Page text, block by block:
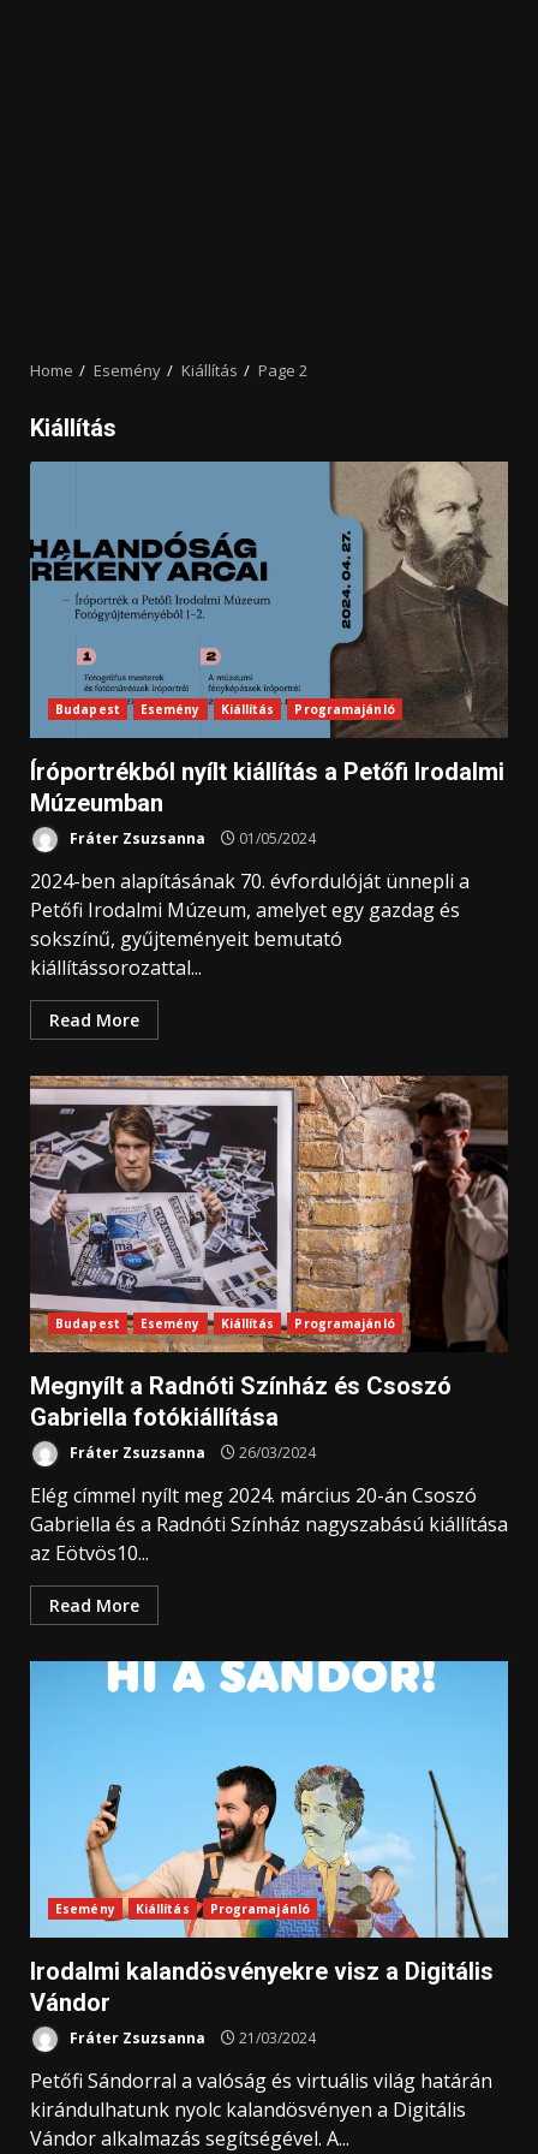
Home Esemény Kiállítás Page 2
Kiállítás
Budapest Esemény Kiállítás Programajánló
Íróportrékból nyílt kiállítás a Petőfi Irodalmi
Múzeumban
Fráter Zsuzsanna 01/05/2024
2024-ben alapításának 70. évfordulóját ünnepli a
Petőfi Irodalmi Múzeum, amelyet egy gazdag és
sokszínű, gyűjteményeit bemutató
kiállítássorozattal...
Read More
Budapest Esemény Kiállítás Programajánló
Megnyílt a Radnóti Színház és Csoszó
Gabriella fotókiállítása
Fráter Zsuzsanna 26/03/2024
Elég címmel nyílt meg 2024. március 20-án Csoszó
Gabriella és a Radnóti Színház nagyszabású kiállítása
az Eötvös10...
Read More
Esemény Kiállítás Programajánló
Irodalmi kalandösvényekre visz a Digitális
Vándor
Fráter Zsuzsanna 21/03/2024
Petőfi Sándorral a valóság és virtuális világ határán
kirándulhatunk nyolc kalandösvényen a Digitális
Vándor alkalmazás segítségével. A...